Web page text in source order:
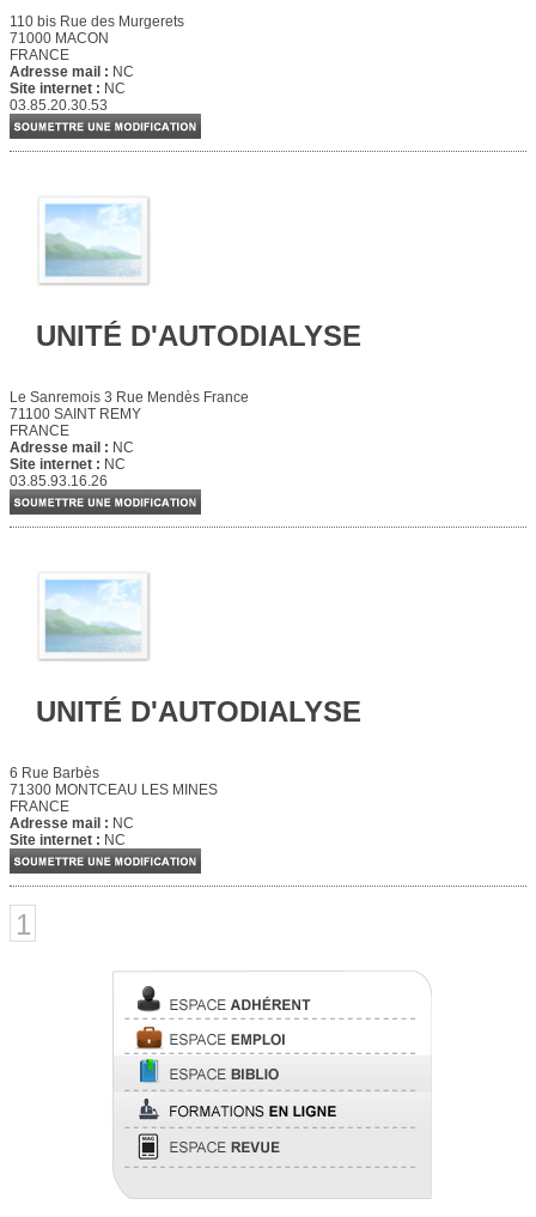
110 bis Rue des Murgerets
71000 MACON
FRANCE
Adresse mail : NC
Site internet : NC
03.85.20.30.53
UNITÉ D'AUTODIALYSE
Le Sanremois 3 Rue Mendès France
71100 SAINT REMY
FRANCE
Adresse mail : NC
Site internet : NC
03.85.93.16.26
UNITÉ D'AUTODIALYSE
6 Rue Barbès
71300 MONTCEAU LES MINES
FRANCE
Adresse mail : NC
Site internet : NC
1